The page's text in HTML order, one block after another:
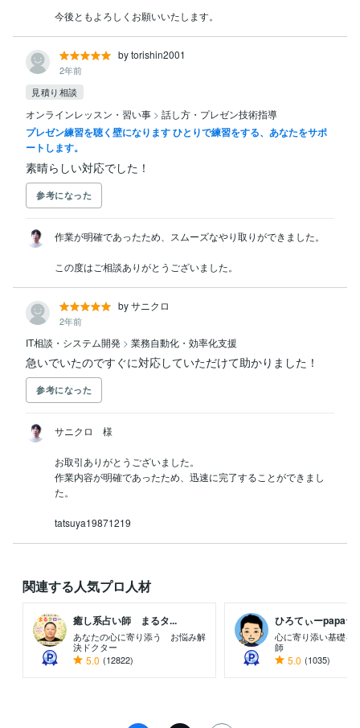
今後ともよろしくお願いいたします。
by torishin2001
2年前
見積り相談
オンラインレッスン・習い事 > 話し方・プレゼン技術指導
プレゼン練習を聴く壁になります ひとりで練習をする、あなたをサポ
ートします。
素晴らしい対応でした！
参考になった
作業が明確であったため、スムーズなやり取りができました。
この度はご相談ありがとうございました。
by サニクロ
2年前
IT相談・システム開発 > 業務自動化・効率化支援
急いでいたのですぐに対応していただけて助かりました！
参考になった
サニクロ　様
お取引ありがとうございました。
作業内容が明確であったため、迅速に完了することができまし
た。
tatsuya19871219
関連する人気プロ人材
癒し系占い師 まるタ...
あなたの心に寄り添う お悩み解
決ドクター
5.0 (12822)
ひろてぃー
心に寄り添い基礎を
師
5.0 (1035)